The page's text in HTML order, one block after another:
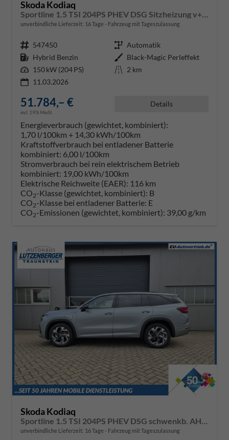
Skoda Kodiaq
unverbindliche Lieferzeit: 16 Tage Fahrzeug mit Tageszulassung
Fahrzeugnr. 547450 Getriebe Automatik
Kraftstoff Hybrid Benzin Außenfarbe Black-Magic Perleffekt
Leistung 150 kW (204 PS) Kilometerstand 2 km
11.03.2026
51.784,– €
incl. 19% MwSt.
Details
Energieverbrauch (gewichtet, kombiniert):
1,70 l/100km + 14,30 kWh/100km
Kraftstoffverbrauch bei entladener Batterie
kombiniert: 6,00 l/100km
Stromverbrauch bei rein elektrischem Betrieb
kombiniert: 19,00 kWh/100km
Elektrische Reichweite (EAER): 116 km
CO2-Klasse (gewichtet, kombiniert): B
CO2-Klasse bei entladener Batterie: E
CO2-Emissionen (gewichtet, kombiniert): 39,00 g/km
Skoda Kodiaq
unverbindliche Lieferzeit: 16 Tage Fahrzeug mit Tageszulassung